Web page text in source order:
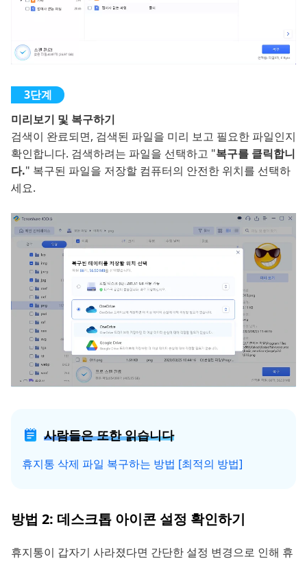
미리보기 및 복구하기
검색이 완료되면, 검색된 파일을 미리 보고 필요한 파일인지
확인합니다. 검색하려는 파일을 선택하고 "복구를 클릭합니
다." 복구된 파일을 저장할 컴퓨터의 안전한 위치를 선택하
세요.
사람들은 또한 읽습니다
휴지통 삭제 파일 복구하는 방법 [최적의 방법]
방법 2: 데스크톱 아이콘 설정 확인하기
휴지통이 갑자기 사라졌다면 간단한 설정 변경으로 인해 휴